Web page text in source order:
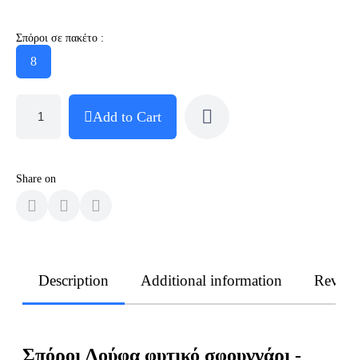
Σπόροι σε πακέτο :
8
Add to Cart
Share on
Description Additional information
Σπόροι Λούφα φυτικό σφουγγάρι -